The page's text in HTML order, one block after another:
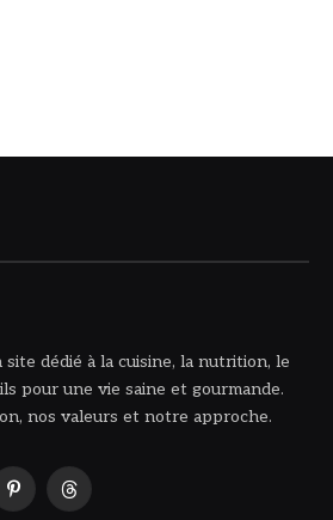
dédié à la cuisine, la nutrition, le
pour une vie saine et gourmande.
nos valeurs et notre approche.
PinterestThreads